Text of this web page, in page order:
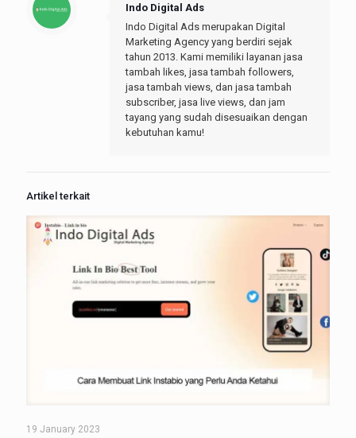
Indo Digital Ads
Indo Digital Ads merupakan Digital
Marketing Agency yang berdiri sejak
tahun 2013. Kami memiliki layanan jasa
tambah likes, jasa tambah followers,
jasa tambah views, dan jasa tambah
subscriber, jasa live views, dan jam
tayang yang sudah disesuaikan dengan
kebutuhan kamu!
Artikel terkait
19 January 2023